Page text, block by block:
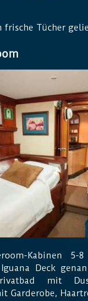
frische Tücher
Kabinen
Iguana Deck
mit
Garderobe,